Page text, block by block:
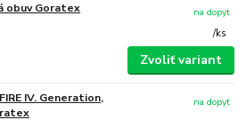
obuv Goratex
/ks
na dopyt
Zvoliť variant
IV. Generation,
na dopyt